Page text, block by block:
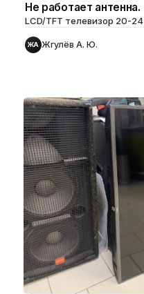
Не работает антенна.
LCD/TFT телевизор 20-
ЖА Жгулёв А. Ю.